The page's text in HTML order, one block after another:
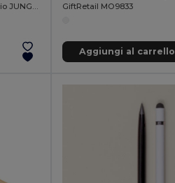
GiftRetail MO9833
Aggiungi al carrello